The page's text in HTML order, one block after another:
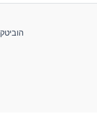
Copyright © 2026 הוביטק | Powered by הוביטק